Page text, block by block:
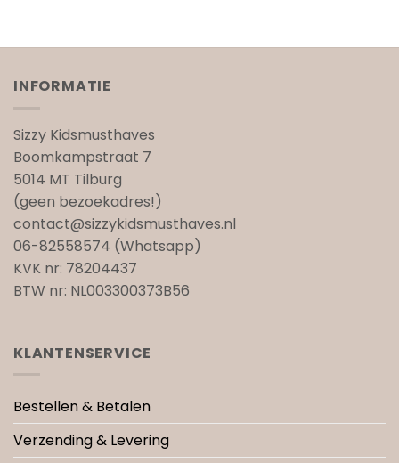
INFORMATIE
Sizzy Kidsmusthaves
Boomkampstraat 7
5014 MT Tilburg
(geen bezoekadres!)
contact@sizzykidsmusthaves.nl
06-82558574 (Whatsapp)
KVK nr: 78204437
BTW nr: NL003300373B56
KLANTENSERVICE
Bestellen & Betalen
Verzending & Levering